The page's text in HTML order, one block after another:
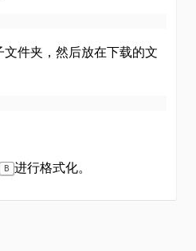
文件夹，然后放在下载的文
B 进行格式化。